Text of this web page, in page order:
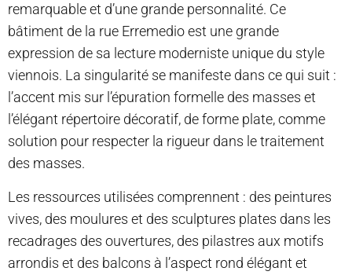
remarquable et d’une grande personnalité. Ce
bâtiment de la rue Erremedio est une grande
expression de sa lecture moderniste unique du style
viennois. La singularité se manifeste dans ce qui suit :
l’accent mis sur l’épuration formelle des masses et
l’élégant répertoire décoratif, de forme plate, comme
solution pour respecter la rigueur dans le traitement
des masses.
Les ressources utilisées comprennent : des peintures
vives, des moulures et des sculptures plates dans les
recadrages des ouvertures, des pilastres aux motifs
arrondis et des balcons à l’aspect rond élégant et